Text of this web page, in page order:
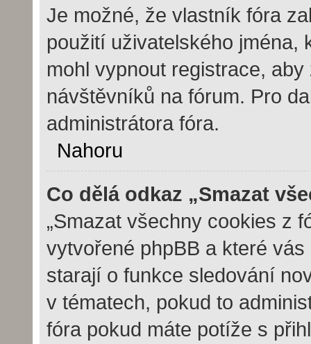
Je možné, že vlastník fóra
použití uživatelského jména,
mohl vypnout registrace,
návštěvníků na fórum. Pro
administrátora fóra.
Nahoru
Co dělá odkaz „Smazat
„Smazat všechny cookies z
vytvořené phpBB a které
starají o funkce sledování
v tématech, pokud to
fóra pokud máte potíže s